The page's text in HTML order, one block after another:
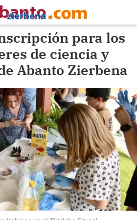
para los
de ciencia y
Abanto Zierbena